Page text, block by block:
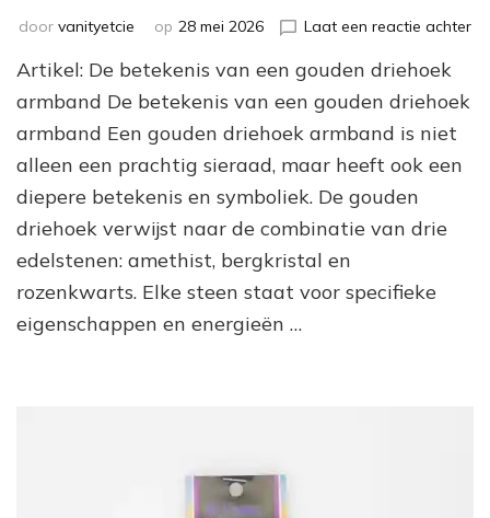
door vanityetcie op 28 mei 2026 Laat een reactie achterop
Artikel: De betekenis van een gouden driehoek
armband De betekenis van een gouden driehoek
armband Een gouden driehoek armband is niet
alleen een prachtig sieraad, maar heeft ook een
diepere betekenis en symboliek. De gouden
driehoek verwijst naar de combinatie van drie
edelstenen: amethist, bergkristal en
rozenkwarts. Elke steen staat voor specifieke
eigenschappen en energieën …